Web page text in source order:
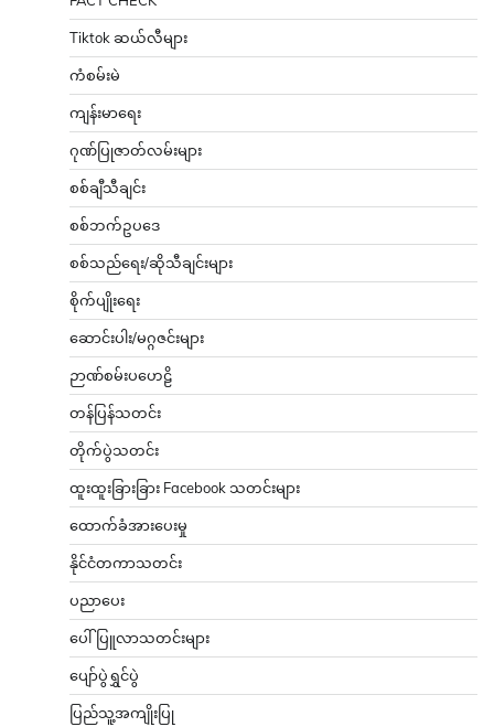
Tiktok ဆယ်လီများ
ကံစမ်းမဲ
ကျန်းမာရေး
ဂုဏ်ပြုဇာတ်လမ်းများ
စစ်ချီသီချင်း
စစ်ဘက်ဥပဒေ
စစ်သည်ရေး/ဆိုသီချင်းများ
စိုက်ပျိုးရေး
ဆောင်းပါး/မဂ္ဂဇင်းများ
ဉာဏ်စမ်းပဟေဠိ
တန်ပြန်သတင်း
တိုက်ပွဲသတင်း
ထူးထူးခြားခြား Facebook သတင်းများ
ထောက်ခံအားပေးမှု
နိုင်ငံတကာသတင်း
ပညာပေး
ပေါ်ပြူလာသတင်းများ
ပျော်ပွဲရွှင်ပွဲ
ပြည်သူ့အကျိုးပြု